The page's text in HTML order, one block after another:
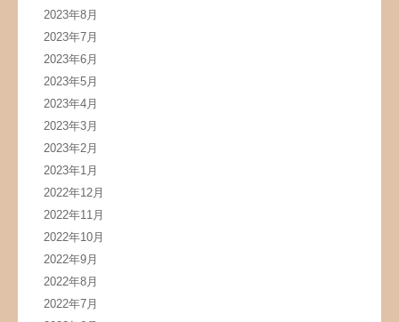
2023年8月
2023年7月
2023年6月
2023年5月
2023年4月
2023年3月
2023年2月
2023年1月
2022年12月
2022年11月
2022年10月
2022年9月
2022年8月
2022年7月